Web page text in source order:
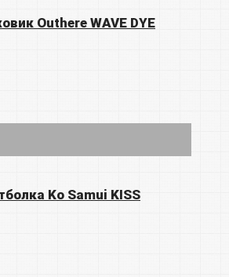
Outhere WAVE DYE
Ko Samui KISS